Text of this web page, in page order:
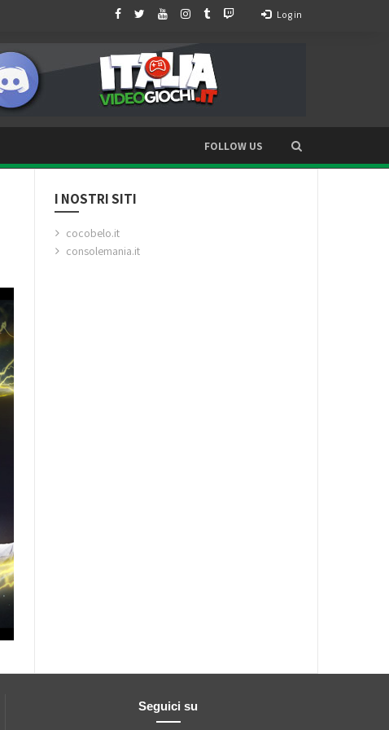
Log in
FOLLOW US
I NOSTRI SITI
cocobelo.it
consolemania.it
Seguici su